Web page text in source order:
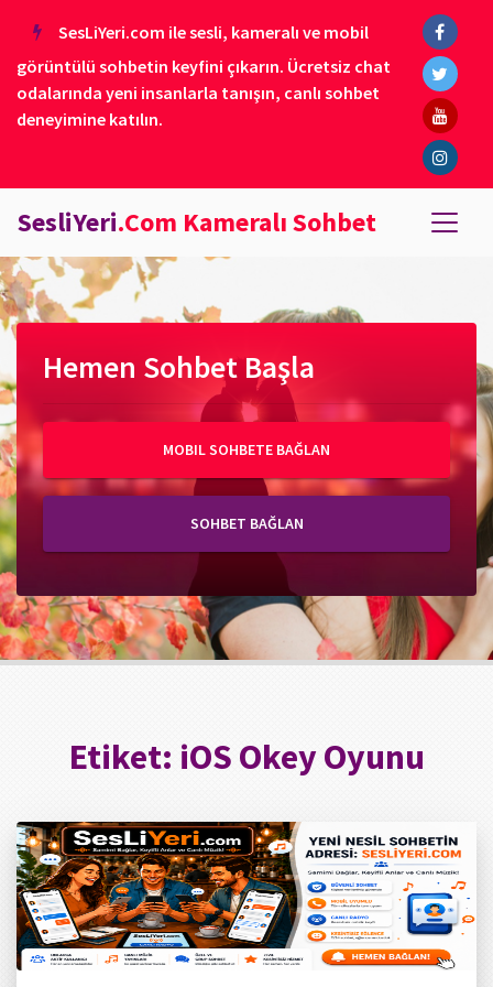
SesLiYeri.com ile sesli, kameralı ve mobil
görüntülü sohbetin keyfini çıkarın. Ücretsiz chat
odalarında yeni insanlarla tanışın, canlı sohbet
deneyimine katılın.
SesliYeri.Com Kameralı Sohbet
Hemen Sohbet Başla
MOBIL SOHBETE BAĞLAN
SOHBET BAĞLAN
Etiket: iOS Okey Oyunu